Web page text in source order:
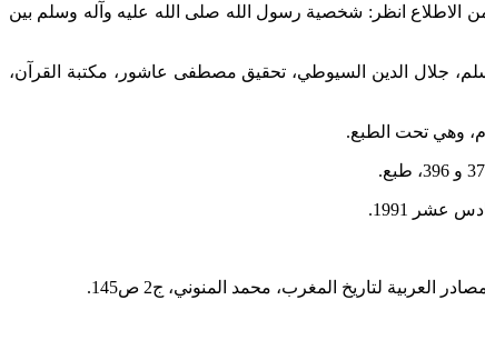
الاطلاع انظر: شخصية رسول الله صلى الله عليه وآله وسلم بين
جلال الدين السيوطي، تحقيق مصطفى عاشور، مكتبة القرآن،